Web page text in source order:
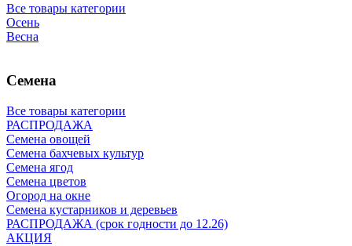
Все товары категории
Осень
Весна
Семена
Все товары категории
РАСПРОДАЖА
Семена овощей
Семена бахчевых культур
Семена ягод
Семена цветов
Огород на окне
Семена кустарников и деревьев
РАСПРОДАЖА (срок годности до 12.26)
АКЦИЯ